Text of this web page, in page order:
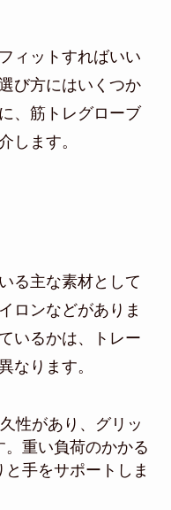
ィットすればいい
び方にはいくつか
、筋トレグローブ
します。
る主な素材として
ロンなどがありま
いるかは、トレー
なります。
性があり、グリッ
重い負荷のかかる
と手をサポートしま